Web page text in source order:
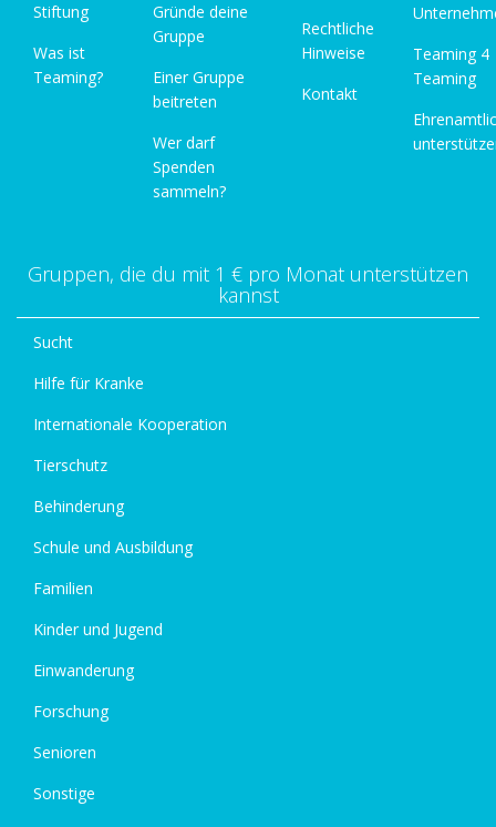
Stiftung
Was ist
Teaming?
Gründe deine
Gruppe
Einer Gruppe
beitreten
Wer darf
Spenden
sammeln?
Rechtliche
Hinweise
Kontakt
Teaming 4
Teaming
Gruppen, die du mit 1 € pro Monat unterstützen
kannst
Sucht
Hilfe für Kranke
Internationale Kooperation
Tierschutz
Behinderung
Schule und Ausbildung
Familien
Kinder und Jugend
Einwanderung
Forschung
Senioren
Sonstige